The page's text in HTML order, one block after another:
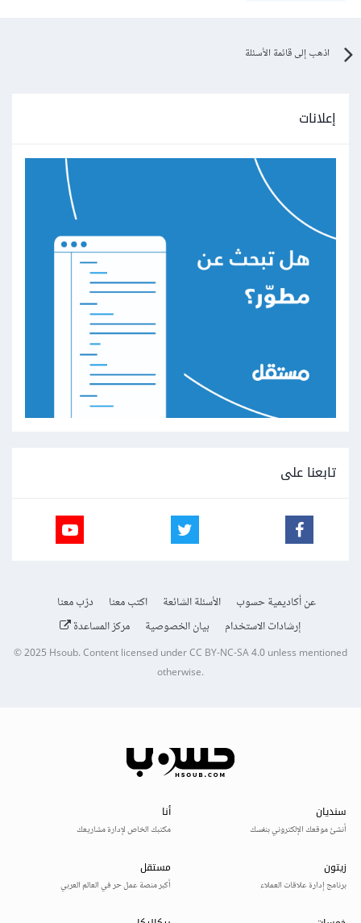
اذهب إلى قائمة الأسئلة
إعلانات
تابعنا على
عن أكاديمية حسوب الأسئلة الشائعة اكتب معنا
درّب معنا
إرشادات الاستخدام
بيان الخصوصية مركز المساعدة
© 2025Hsoub.Content licensed underCC BY-NC-SA 4.0unless mentioned
otherwise.